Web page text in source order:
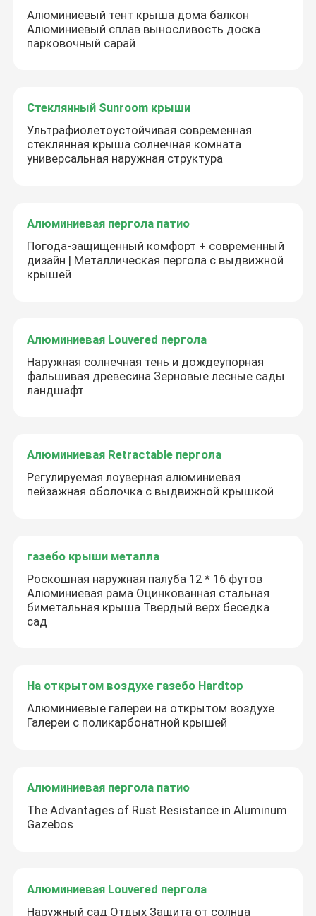
Алюминиевый тент крыша дома балкон
Алюминиевый сплав выносливость доска
парковочный сарай
Стеклянный Sunroom крыши
Ультрафиолетоустойчивая современная
стеклянная крыша солнечная комната
универсальная наружная структура
Алюминиевая пергола патио
Погода-защищенный комфорт + современный
дизайн | Металлическая пергола с выдвижной
крышей
Алюминиевая Louvered пергола
Наружная солнечная тень и дождеупорная
фальшивая древесина Зерновые лесные сады
ландшафт
Алюминиевая Retractable пергола
Регулируемая лоуверная алюминиевая
пейзажная оболочка с выдвижной крышкой
газебо крыши металла
Роскошная наружная палуба 12 * 16 футов
Алюминиевая рама Оцинкованная стальная
биметальная крыша Твердый верх беседка
сад
На открытом воздухе газебо Hardtop
Алюминиевые галереи на открытом воздухе
Галереи с поликарбонатной крышей
Алюминиевая пергола патио
The Advantages of Rust Resistance in Aluminum
Gazebos
Алюминиевая Louvered пергола
Наружный сад Отдых Защита от солнца